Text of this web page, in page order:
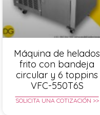
Máquina de helados
frito con bandeja
circular y 6 toppins
VFC-550T6S
SOLICITA UNA COTIZACIÓN >>